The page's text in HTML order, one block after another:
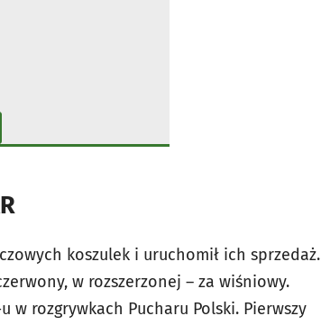
koszulek i uruchomił ich sprzedaż.
w rozszerzonej – za wiśniowy.
rozgrywkach Pucharu Polski. Pierwszy